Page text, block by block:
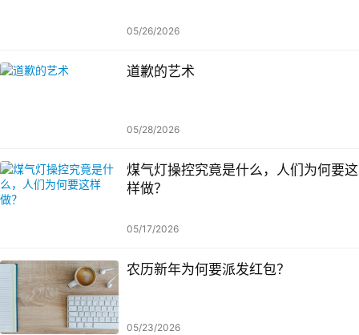
05/26/2026
道歉的艺术
05/28/2026
煤气灯操控究竟是什么，人们为何要这
样做？
05/17/2026
农历新年为何要派发红包？
05/23/2026